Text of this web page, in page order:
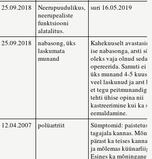
25.09.2018
Neerupuudulikus,
neerupealiste
funktsiooni
alatalitus.
suri 16.05.2019
25.09.2018
nabasong, üks
laskumata
munand
Kahekuuselt
ise nabasonga, arsti
oleks vaja olnud seda
opereerida. Samuti ei
üks munand 4-5
veel laskunud ja arst
et tegu
tehti ühise opina nii
kastreerimine kui ka
eemaldamine.
12.04.2007 polüartriit
Sümptomid: paistetus
tagajala kannas. Mõne
pärast ka teises
ja mõlemas
Esines ka mõningane